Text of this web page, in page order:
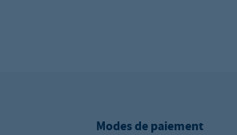
Modes de paiement